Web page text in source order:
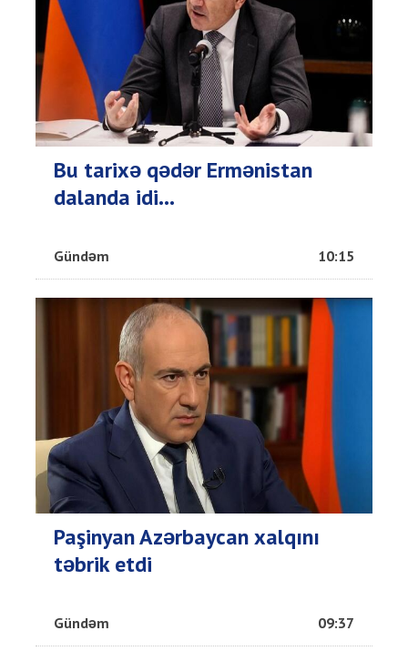
Bu tarixə qədər Ermənistan
dalanda idi...
Gündəm 10:15
Paşinyan Azərbaycan xalqını
təbrik etdi
Gündəm 09:37